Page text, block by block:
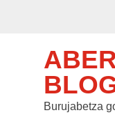
Burujabetza